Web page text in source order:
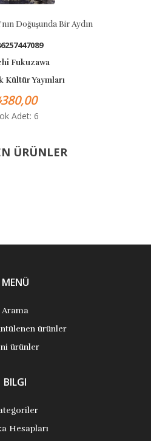
ÜRÜNLER
MENÜ
Arama
ürünler
ürünler
BILGI
Hesapları